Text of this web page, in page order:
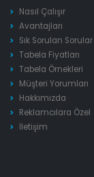
Nasıl Çalışır
Avantajları
Sık Sorulan Sorular
Tabela Fiyatları
Tabela Örnekleri
Müşteri Yorumları
Hakkımızda
Reklamcılara Özel
İletişim